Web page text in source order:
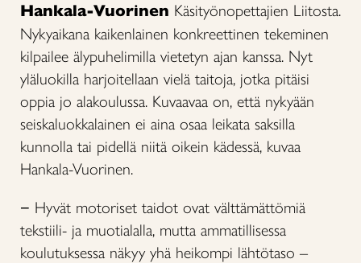
Hankala-Vuorinen Käsityönopettajien Liitosta.
Nykyaikana kaikenlainen konkreettinen tekeminen
kilpailee älypuhelimilla vietetyn ajan kanssa. Nyt
yläluokilla harjoitellaan vielä taitoja, jotka pitäisi
oppia jo alakoulussa. Kuvaavaa on, että nykyään
seiskaluokkalainen ei aina osaa leikata saksilla
kunnolla tai pidellä niitä oikein kädessä, kuvaa
Hankala-Vuorinen.
− Hyvät motoriset taidot ovat välttämättömiä
tekstiili- ja muotialalla, mutta ammatillisessa
koulutuksessa näkyy yhä heikompi lähtötaso –